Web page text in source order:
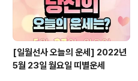
[일월선사 오늘의 운세] 2022년
5월 23일 월요일 띠별운세